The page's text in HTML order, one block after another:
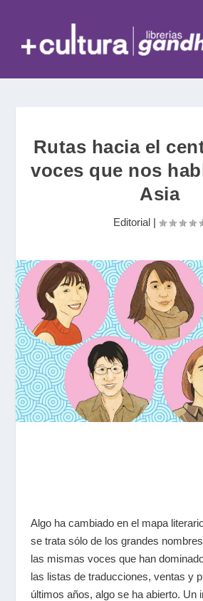
Rutas hacia el
voces que nos
Asia
Editorial |
Algo ha cambiado en el mapa
se trata sólo de los grandes
las mismas voces que han
las listas de traducciones, ventas y
últimos años, algo se ha abierto. Un